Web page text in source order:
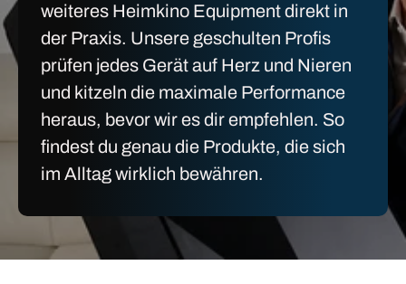
weiteres Heimkino Equipment direkt in
der Praxis. Unsere geschulten Profis
prüfen jedes Gerät auf Herz und Nieren
und kitzeln die maximale Performance
heraus, bevor wir es dir empfehlen. So
findest du genau die Produkte, die sich
im Alltag wirklich bewähren.